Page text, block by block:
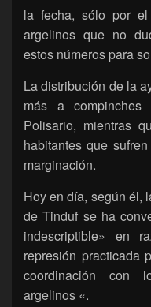
la fecha, sólo por
argelinos que no
estos números para
La distribución de la
más a
Polisario, mientras
habitantes que
marginación.
Hoy en día, según él,
de Tinduf se ha
indescriptible» en
represión practicada
coordinación con
argelinos «.